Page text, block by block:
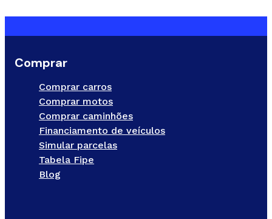
Comprar
Comprar carros
Comprar motos
Comprar caminhões
Financiamento de veículos
Simular parcelas
Tabela Fipe
Blog